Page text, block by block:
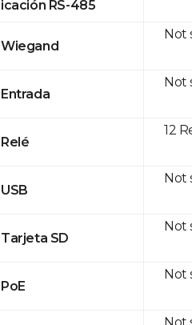
icación RS-485
Wiegand
Entrada
Relé
USB
Tarjeta SD
PoE
Not
Not
12
Not
Not
Not
Not